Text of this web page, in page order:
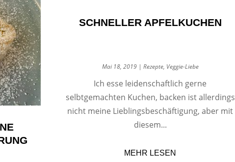
SCHNELLER APFELKUCHEN
Mai 18, 2019| Rezepte, Veggie-Liebe
Ich esse leidenschaftlich gerne
selbtgemachten Kuchen, backen ist allerdings
nicht meine Lieblingsbeschäftigung, aber mit
diesem...
MEHR LESEN